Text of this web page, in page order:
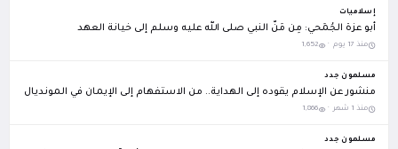
إسلاميات
أبو عزة الجُمَحي: مِن مَنّ النبي صلى الله عليه وسلم إلى خيانة العهد
منذ 17 يوم · 1,652
مسلمون جدد
منشور عن الإسلام يقوده إلى الهداية.. من الاستفهام إلى الإيمان في المونديال
منذ 1 شهر · 1,866
مسلمون جدد